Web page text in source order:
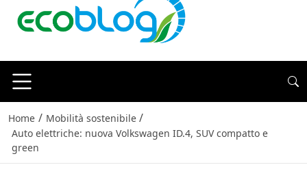
Home / Mobilità sostenibile /
Auto elettriche: nuova Volkswagen ID.4, SUV compatto e
green